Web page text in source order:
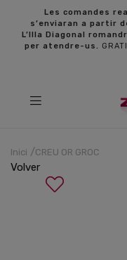
Les comandes
s’enviaran a partir
L’Illa Diagonal
per atendre-us.
Inici CREU OR GROC
Volver